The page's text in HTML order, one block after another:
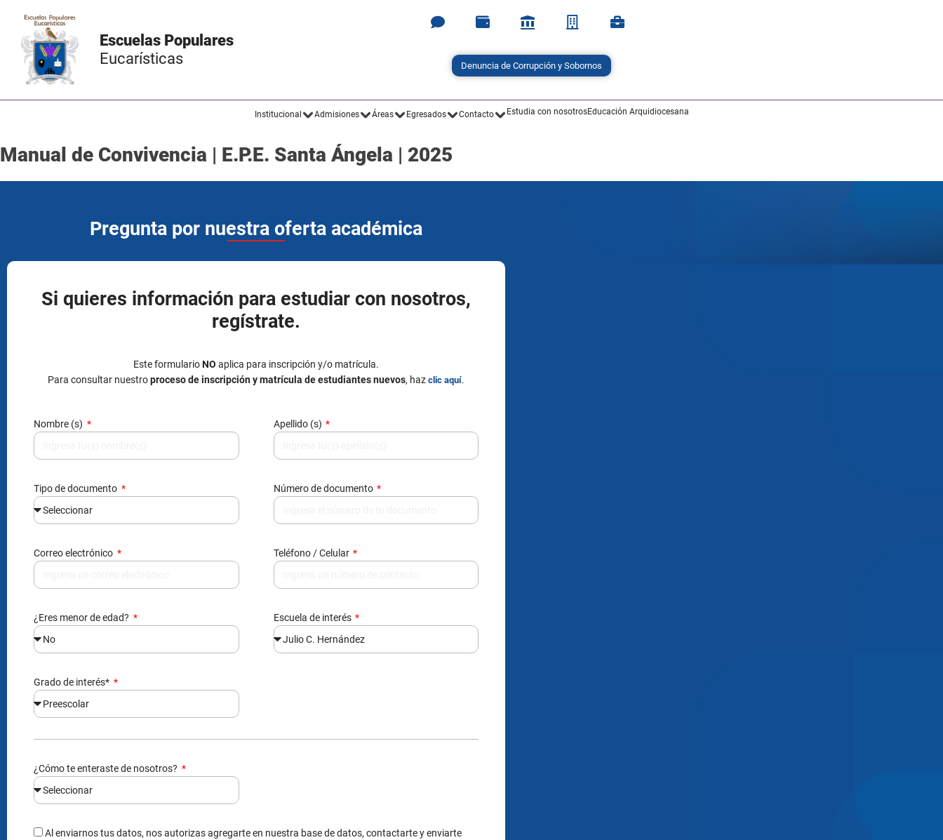
Escuelas Populares
Eucarísticas
Denuncia de Corrupción y Sobornos
Institucional Admisiones Áreas Egresados Contacto Estudia con nosotrosEducación Arquidiocesana
Manual de Convivencia | E.P.E. Santa Ángela | 2025
Pregunta por nuestra oferta académica
Si quieres información para estudiar con nosotros,
regístrate.
Este formularioNO aplica para inscripción y/o matrícula.
Para consultar nuestroproceso de inscripción y matrícula de estudiantes nuevos, haz clic aquí.
Nombre (s) Apellido (s)
Tipo de documento Número de documento
Correo electrónico Teléfono / Celular
¿Eres menor de edad? Escuela de interés
Grado de interés*
¿Cómo te enteraste de nosotros?
Al enviarnos tus datos, nos autorizas agregarte en nuestra base de datos, contactarte y enviarte